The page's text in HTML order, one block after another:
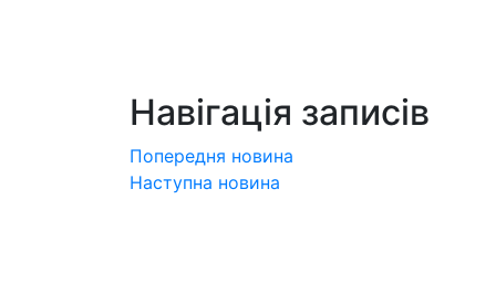
Навігація записів
Попередня новина
Наступна новина